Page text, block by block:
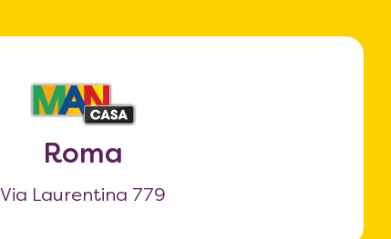
Roma
Via Laurentina 779